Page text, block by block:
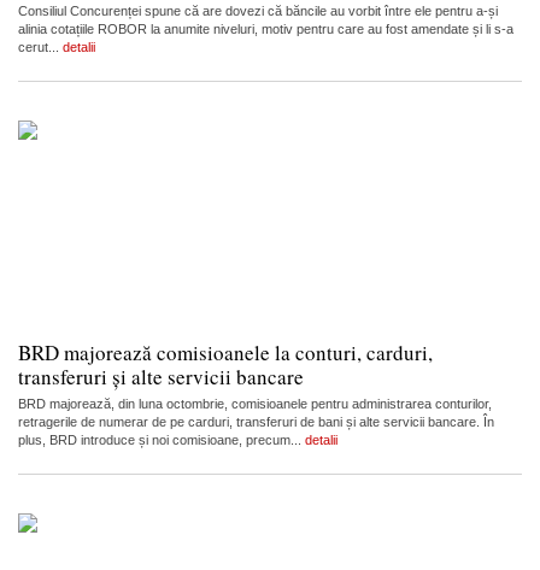
Consiliul Concurenței spune că are dovezi că băncile au vorbit între ele pentru a-și
alinia cotațiile ROBOR la anumite niveluri, motiv pentru care au fost amendate și li s-a
cerut... detalii
BRD majorează comisioanele la conturi, carduri,
transferuri și alte servicii bancare
BRD majorează, din luna octombrie, comisioanele pentru administrarea conturilor,
retragerile de numerar de pe carduri, transferuri de bani și alte servicii bancare. În
plus, BRD introduce și noi comisioane, precum... detalii